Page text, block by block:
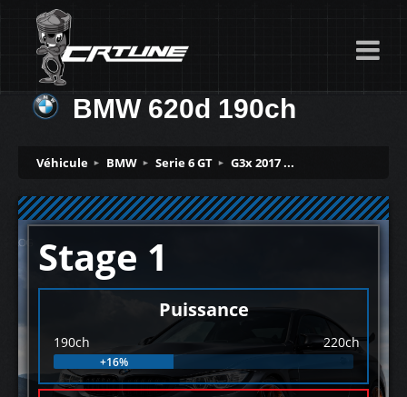
BMW 620d 190ch
Véhicule BMW Serie 6 GT G3x 2017 ...
Stage 1
Puissance
190ch 220ch
+16%